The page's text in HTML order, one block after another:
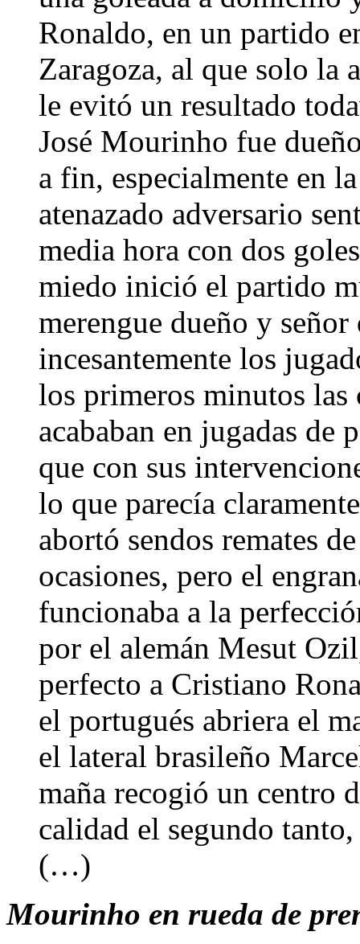
Ronaldo, en un partido
Zaragoza, al que solo la
le evitó un resultado
José Mourinho fue
a fin, especialmente en
atenazado adversario
media hora con dos
miedo inició el partido
merengue dueño y
incesantemente los
los primeros minutos
acababan en jugadas de
que con sus
lo que parecía
abortó sendos remates
ocasiones, pero el
funcionaba a la
por el alemán Mesut
perfecto a Cristiano
el portugués abriera el
el lateral brasileño
maña recogió un centro
calidad el segundo
(…)
Mourinho en rueda de